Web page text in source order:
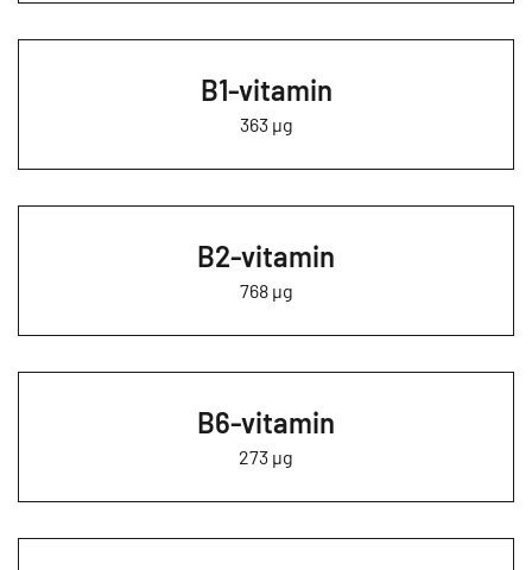
B1-vitamin
363 µg
B2-vitamin
768 µg
B6-vitamin
273 µg